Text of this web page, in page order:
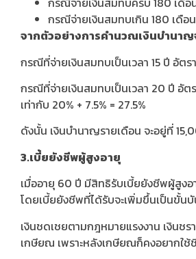
กรณีจ่ายเงินสมทบเกิน 180 เดือน
จากตัวอย่างการคำนวณเงินบำนา
กรณีที่จ่ายเงินสมทบเป็นเวลา 15 ปี อัต
กรณีที่จ่ายเงินสมทบเป็นเวลา 20 ปี อัต
เท่ากับ 20% + 7.5% = 27.5%
ดังนั้น เงินบำนาญรายเดือน จะอยู่ที่
3.เบี้ยยังชีพผู้สูงอายุ
เมื่ออายุ 60 ปี มีสิทธิรับเบี้ยยังชีพผู้สูง
โดยเบี้ยยังชีพที่ได้รับจะเพิ่มขึ้นเป็นขั้น
เงินชดเชยตามกฎหมายแรงงาน เงิน
เกษียณ เพราะหลังเกษียณก็คงอยากใ